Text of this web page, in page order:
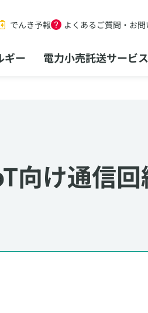
ギー 電力小売託送サービス
でんき予報 よくあるご質問・お問
向け通信